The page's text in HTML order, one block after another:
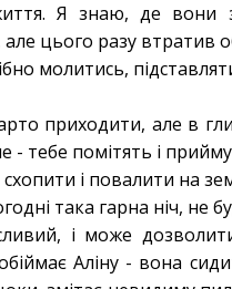
Я знаю, де вони
цього разу втратив
молитись,
приходити, але в
- тебе помітять і
і повалити на
така гарна ніч, не
і може
Аліну - вона